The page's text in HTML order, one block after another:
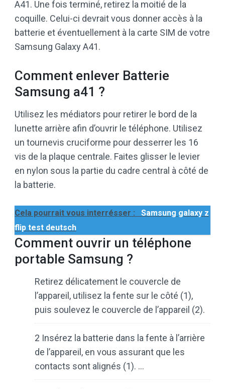
A41. Une fois terminé, retirez la moitié de la
coquille. Celui-ci devrait vous donner accès à la
batterie et éventuellement à la carte SIM de votre
Samsung Galaxy A41.
Comment enlever Batterie
Samsung a41 ?
Utilisez les médiators pour retirer le bord de la
lunette arrière afin d’ouvrir le téléphone. Utilisez
un tournevis cruciforme pour desserrer les 16
vis de la plaque centrale. Faites glisser le levier
en nylon sous la partie du cadre central à côté de
la batterie.
Cela pourrait vous interrésser :
Samsung galaxy z
flip test deutsch
Comment ouvrir un téléphone
portable Samsung ?
Retirez délicatement le couvercle de
l’appareil, utilisez la fente sur le côté (1),
puis soulevez le couvercle de l’appareil (2).
2 Insérez la batterie dans la fente à l’arrière
de l’appareil, en vous assurant que les
contacts sont alignés (1). …